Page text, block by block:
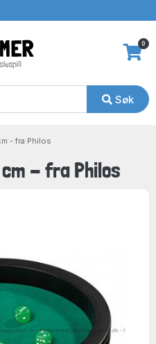
Søk
0
- fra Philos
- fra Philos